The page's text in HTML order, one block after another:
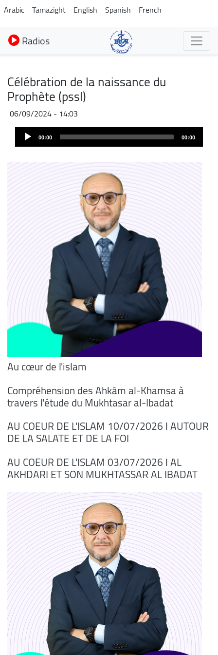
Aller
au
contenu
principal
Arabic Tamazight English Spanish French
Radios
Célébration de la naissance du
Prophète (pssl)
06/09/2024 - 14:03
Audio
Player 00:00 00:00
Au cœur de l'islam
Compréhension des Ahkâm al-Khamsa à
travers l'étude du Mukhtasar al-Ibadat
AU COEUR DE L'ISLAM 10/07/2026 l AUTOUR
DE LA SALATE ET DE LA FOI
AU COEUR DE L'ISLAM 03/07/2026 l AL
AKHDARI ET SON MUKHTASSAR AL IBADAT